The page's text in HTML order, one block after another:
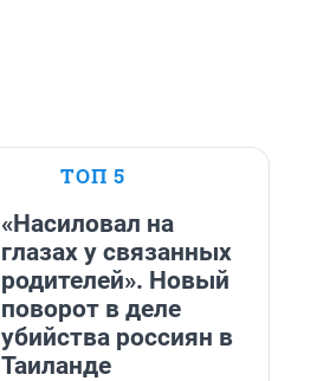
ТОП 5
«Насиловал на
глазах у связанных
родителей». Новый
поворот в деле
убийства россиян в
Таиланде